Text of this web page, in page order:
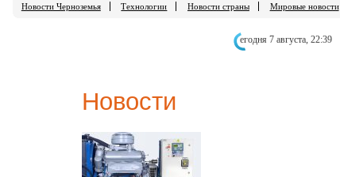
Новости Черноземья
Технологии Новости страны Мировые новости
егодня 7 августа, 22:39
Новости